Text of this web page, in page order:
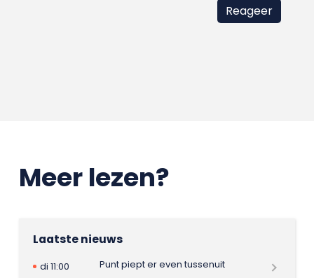
Meer lezen?
Laatste nieuws
di 11:00
Punt piept er even tussenuit